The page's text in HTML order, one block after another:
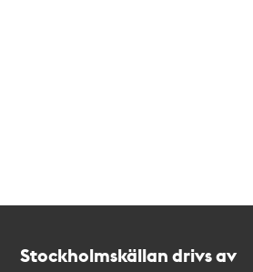
Stockholmskällan drivs av